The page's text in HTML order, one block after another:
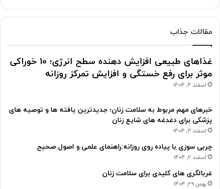
مقالات جذاب
غذاهای طبیعی افزایش دهنده سطح انرژی؛ 10 خوراکی
موثر برای رفع خستگی و افزایش تمرکز روزانه
اسفند 4, 1404
خبرهای مهم مربوط به سلامت زنان؛ جدیدترین یافته ها و توصیه های
پزشکی برای دغدغه های شایع زنان
اسفند 3, 1404
چربی سوزی با پیاده روی روزانه:راهنمای علمی و اصول صحیح
اسفند 2, 1404
غربالگری های کلیدی برای سلامت زنان
بهمن 29, 1404